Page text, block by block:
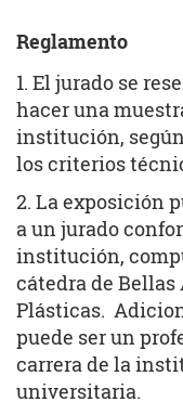
Reglamento
1. El jurado se
hacer una
institución,
los criterios
2. La exposición
a un jurado
institución,
cátedra de Bellas
Plásticas.
puede ser un
carrera de la
universitaria.